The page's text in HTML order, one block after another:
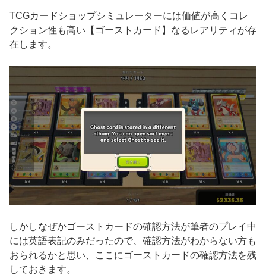
TCGカードショップシミュレーターには価値が高くコレ
クション性も高い【ゴーストカード】なるレアリティが存
在します。
しかしなぜかゴーストカードの確認方法が筆者のプレイ中
には英語表記のみだったので、確認方法がわからない方も
おられるかと思い、ここにゴーストカードの確認方法を残
しておきます。